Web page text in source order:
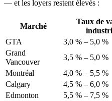
— et les loyers restent élevés :
Marché
Taux de
GTA
3,0 % – 5,0 %
Grand
Vancouver
3,5 % – 5,0 %
Montréal
4,0 % – 5,5 %
Calgary
4,5 % – 6,0 %
Edmonton
5,5 % – 7,5 %